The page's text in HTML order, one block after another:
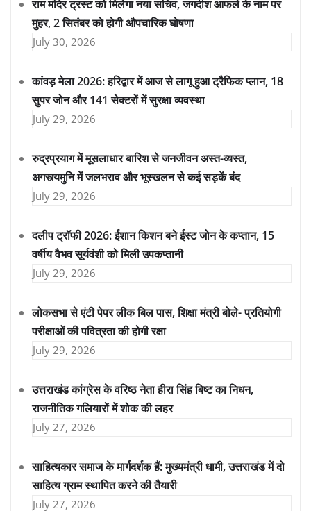
राम मंदिर ट्रस्ट को मिलेगा नया सचिव, जगदीश आफले के नाम पर
मुहर, 2 सितंबर को होगी औपचारिक घोषणा
July 30, 2026
कांवड़ मेला 2026: हरिद्वार में आज से लागू हुआ ट्रैफिक प्लान, 18
सुपर जोन और 141 सेक्टरों में सुरक्षा व्यवस्था
July 29, 2026
रुद्रप्रयाग में मूसलाधार बारिश से जनजीवन अस्त-व्यस्त,
अगस्त्यमुनि में जलभराव और भूस्खलन से कई सड़कें बंद
July 29, 2026
दलीप ट्रॉफी 2026: ईशान किशन बने ईस्ट जोन के कप्तान, 15
वर्षीय वैभव सूर्यवंशी को मिली उपकप्तानी
July 29, 2026
लोकसभा से एंटी पेपर लीक बिल पास, शिक्षा मंत्री बोले- प्रतियोगी
परीक्षाओं की पवित्रता की होगी रक्षा
July 29, 2026
उत्तराखंड कांग्रेस के वरिष्ठ नेता हीरा सिंह बिष्ट का निधन,
राजनीतिक गलियारों में शोक की लहर
July 27, 2026
साहित्यकार समाज के मार्गदर्शक हैं: मुख्यमंत्री धामी, उत्तराखंड में दो
साहित्य ग्राम स्थापित करने की तैयारी
July 27, 2026